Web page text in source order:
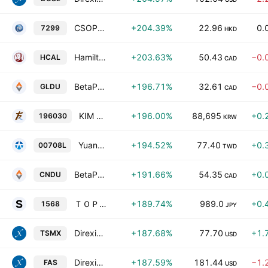
7299 CSOP Gold Futures Daily (2x) Leveraged Product +204.39% 22.96 HKD
HCAL Hamilton Enhanced Canadian Bank ETF +203.63% 50.43 CAD
GLDU BetaPro Gold Bullion 2x Daily Bull ETF +196.71% 32.61 CAD
196030 KIM ACE Japan Leverage ETF(H) +196.00% 88,695 KRW
00708L Yuanta S&P GSCI Gold 2x Leveraged Index ER Futures ETF +194.52% 77.40 TWD
CNDU BetaPro S&P/TSX 60 2x Daily Bull ETF +191.66% 54.35 CAD
1568 ＴＯＰＩＸブル２倍上場投信 +189.74% 989.0 JPY
TSMX Direxion Daily TSM Bull 2X ETF +187.68% 77.70 USD
FAS Direxion Daily Financial Bull 3X ETF +187.59% 181.44 USD